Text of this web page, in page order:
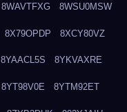
8WAVTFXG 8WSU0MSW
8X79OPDP 8XCY80VZ
8YAACL5S 8YKVAXRE
8YT98V0E 8YTM92ET